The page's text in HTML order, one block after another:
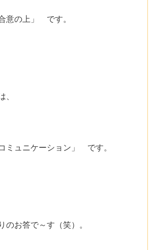
意の上」 です。
、
ミュニケーション」 です。
のお答で～す（笑）。